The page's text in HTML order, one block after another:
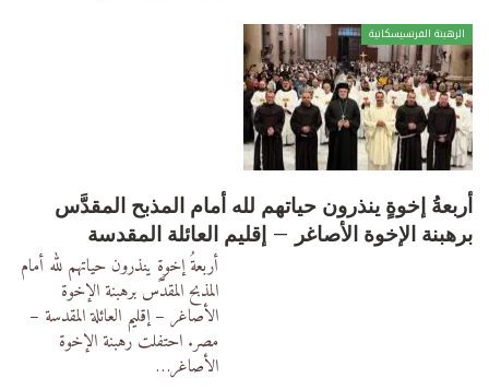
الرهبنة الفرنسيسكانية
أربعةُ إخوةٍ ينذرون حياتهم لله أمام المذبح المقدَّس
برهبنة الإخوة الأصاغر – إقليم العائلة المقدسة
أربعةُ إخوةٍ ينذرون حياتهم لله أمام
المذبح المقدَّس برهبنة الإخوة
الأصاغر – إقليم العائلة المقدسة –
مصر. احتفلت رهبنة الإخوة
الأصاغر…